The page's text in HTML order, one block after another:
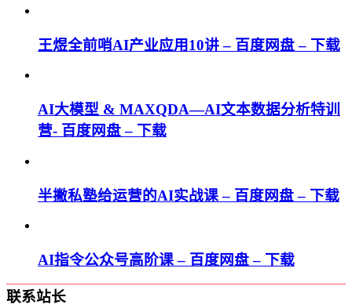
王煜全前哨AI产业应用10讲 – 百度网盘 – 下载
AI大模型 & MAXQDA—AI文本数据分析特训
营- 百度网盘 – 下载
半撇私塾给运营的AI实战课 – 百度网盘 – 下载
AI指令公众号高阶课 – 百度网盘 – 下载
联系站长